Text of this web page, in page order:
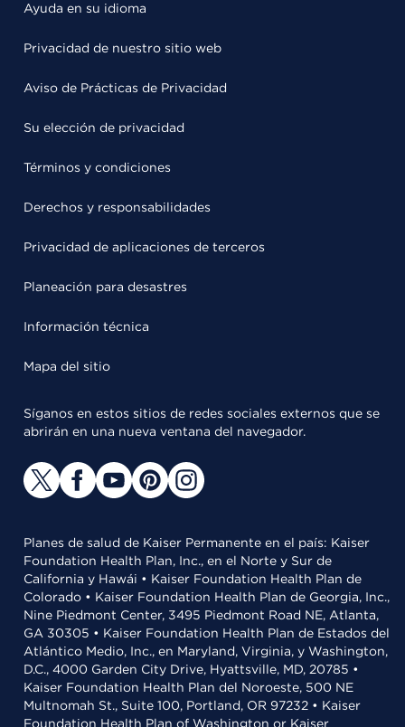
Ayuda en su idioma
Privacidad de nuestro sitio web
Aviso de Prácticas de Privacidad
Su elección de privacidad
Términos y condiciones
Derechos y responsabilidades
Privacidad de aplicaciones de terceros
Planeación para desastres
Información técnica
Mapa del sitio
Síganos en estos sitios de redes sociales externos que se
abrirán en una nueva ventana del navegador.
Planes de salud de Kaiser Permanente en el país: Kaiser
Foundation Health Plan, Inc., en el Norte y Sur de
California y Hawái • Kaiser Foundation Health Plan de
Colorado • Kaiser Foundation Health Plan de Georgia, Inc.,
Nine Piedmont Center, 3495 Piedmont Road NE, Atlanta,
GA 30305 • Kaiser Foundation Health Plan de Estados del
Atlántico Medio, Inc., en Maryland, Virginia, y Washington,
D.C., 4000 Garden City Drive, Hyattsville, MD, 20785 •
Kaiser Foundation Health Plan del Noroeste, 500 NE
Multnomah St., Suite 100, Portland, OR 97232 • Kaiser
Foundation Health Plan of Washington or Kaiser